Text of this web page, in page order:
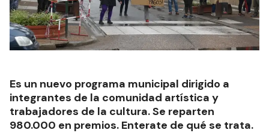
Es un nuevo programa municipal dirigido a
integrantes de la comunidad artística y
trabajadores de la cultura. Se reparten
980.000 en premios. Enterate de qué se trata.